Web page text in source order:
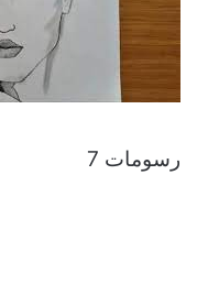
رسومات 7